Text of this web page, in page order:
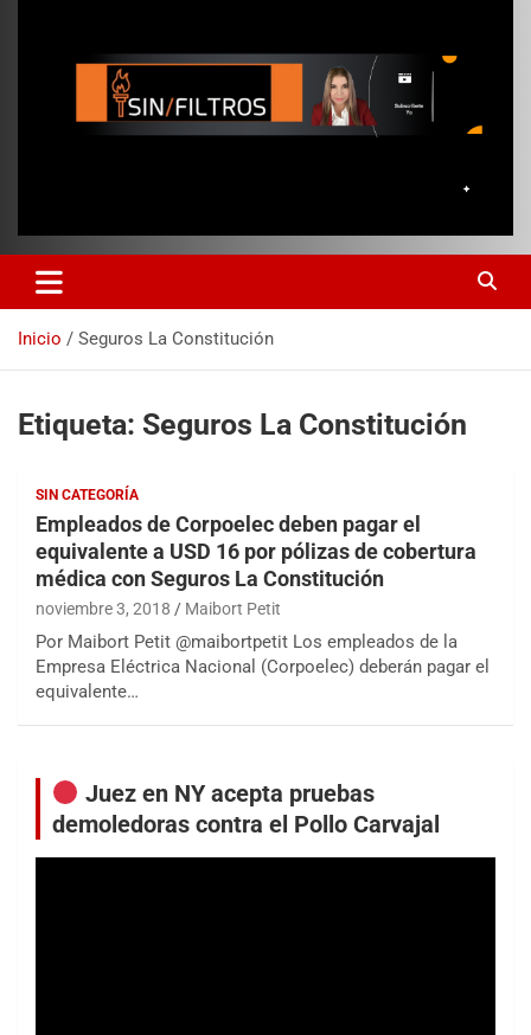
Inicio Seguros La Constitución
Etiqueta: Seguros La Constitución
SIN CATEGORÍA
Empleados de Corpoelec deben pagar el
equivalente a USD 16 por pólizas de cobertura
médica con Seguros La Constitución
noviembre 3, 2018 Maibort Petit
Por Maibort Petit @maibortpetit Los empleados de la
Empresa Eléctrica Nacional (Corpoelec) deberán pagar el
equivalente…
Juez en NY acepta pruebas
demoledoras contra el Pollo Carvajal